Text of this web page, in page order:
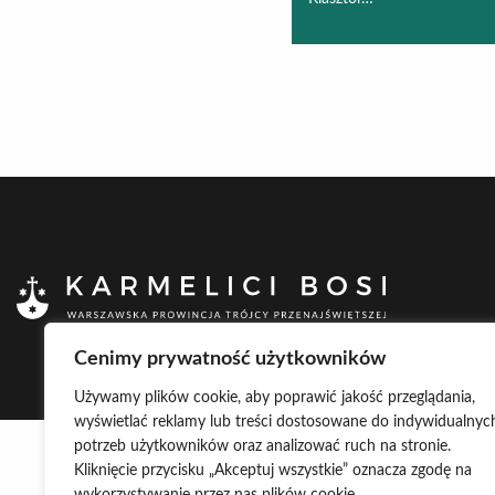
Cenimy prywatność użytkowników
Używamy plików cookie, aby poprawić jakość przeglądania,
wyświetlać reklamy lub treści dostosowane do
potrzeb użytkowników oraz analizować ruch na stronie.
Kliknięcie przycisku „Akceptuj wszystkie” oznacza zgodę na